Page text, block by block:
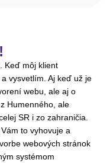
Keď môj klient
vysvetlím. Aj keď už je
webu, ale aj o
Humenného, ale
SR i zo zahraničia.
to vyhovuje a
webových stránok
systémom